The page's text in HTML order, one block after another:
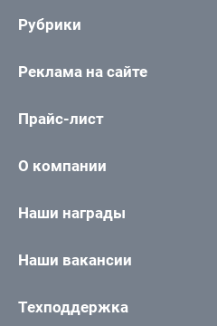
Рубрики
Реклама на сайте
Прайс-лист
О компании
Наши награды
Наши вакансии
Техподдержка